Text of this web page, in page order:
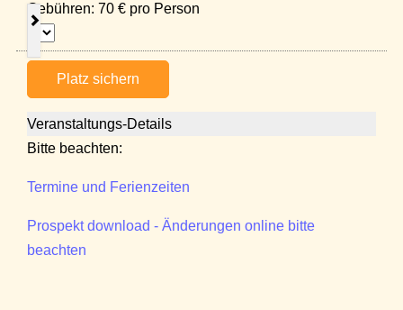
Gebühren: 70 € pro Person
Platz sichern
Veranstaltungs-Details
Bitte beachten:
Termine und Ferienzeiten
Prospekt download - Änderungen online bitte
beachten